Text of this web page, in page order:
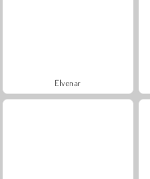
Elvenar